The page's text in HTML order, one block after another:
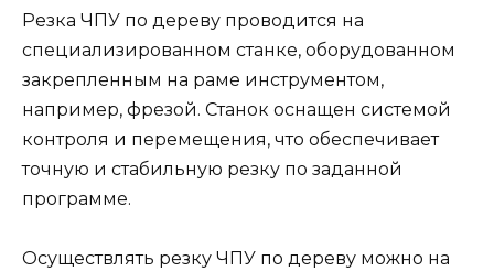
Резка ЧПУ по дереву проводится на
специализированном станке, оборудованном
закрепленным на раме инструментом,
например, фрезой. Станок оснащен системой
контроля и перемещения, что обеспечивает
точную и стабильную резку по заданной
программе.
Осуществлять резку ЧПУ по дереву можно на